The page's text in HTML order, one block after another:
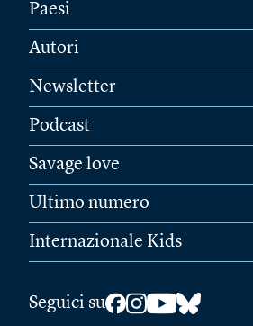
Paesi
Autori
Newsletter
Podcast
Savage love
Ultimo numero
Internazionale Kids
Seguici su